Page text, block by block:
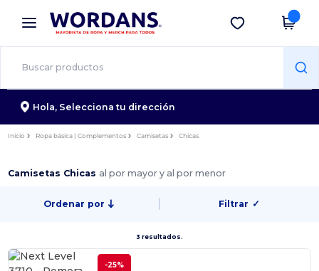
× App de Wordans
¡Mejores precios en app!
Descargar app
Hola, Selecciona tu dirección
Inicio Ropa básica | Complementos Camisetas Chicas
Camisetas Chicas al por mayor y al por menor
Ordenar por Filtrar ✓
3 resultados.
-25%